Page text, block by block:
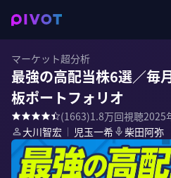
マーケット超分析
最強の高配当株6選／毎
板ポートフォリオ
(1663)1.8万回視聴2025
大川智宏 ｜ 児玉一希 柴田阿弥